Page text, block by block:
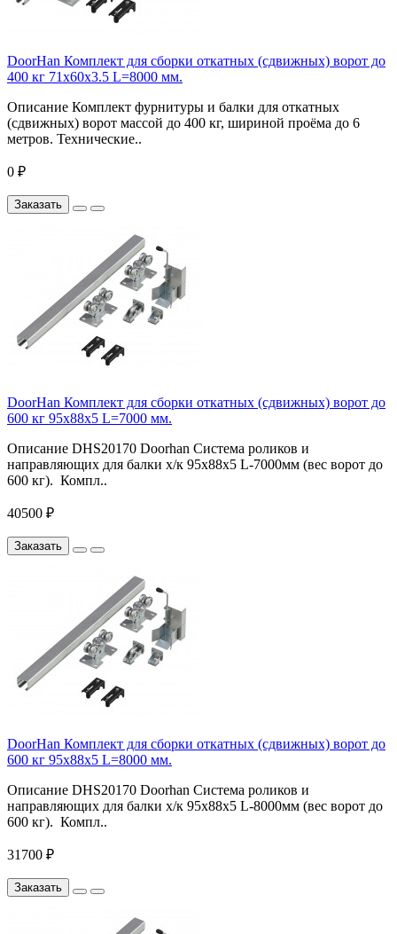
DoorHan Комплект для сборки откатных (сдвижных) ворот до
400 кг 71x60x3.5 L=8000 мм.
Описание Комплект фурнитуры и балки для откатных
(сдвижных) ворот массой до 400 кг, шириной проёма до 6
метров. Технические..
0 ₽
Заказать
DoorHan Комплект для сборки откатных (сдвижных) ворот до
600 кг 95x88x5 L=7000 мм.
Описание DHS20170 Doorhan Система роликов и
направляющих для балки х/к 95х88х5 L-7000мм (вес ворот до
600 кг). Компл..
40500 ₽
Заказать
DoorHan Комплект для сборки откатных (сдвижных) ворот до
600 кг 95x88x5 L=8000 мм.
Описание DHS20170 Doorhan Система роликов и
направляющих для балки х/к 95х88х5 L-8000мм (вес ворот до
600 кг). Компл..
31700 ₽
Заказать